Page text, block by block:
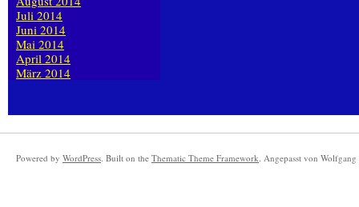
Juli 2014
Juni 2014
Mai 2014
April 2014
März 2014
Powered by WordPress. Built on the Thematic Theme Framework. Angepasst von